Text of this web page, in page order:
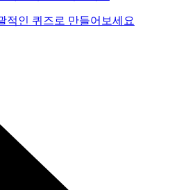
적인 퀴즈로 만들어보세요